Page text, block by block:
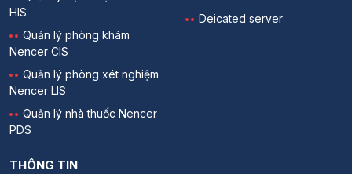
HIS
Quản lý phòng khám
Nencer CIS
Quản lý phòng xét nghiệm
Nencer LIS
Quản lý nhà thuốc Nencer
PDS
Deicated server
THÔNG TIN